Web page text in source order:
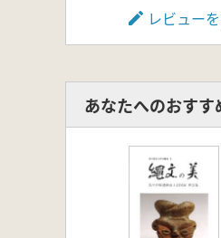
レビュー
あなたへのおすす